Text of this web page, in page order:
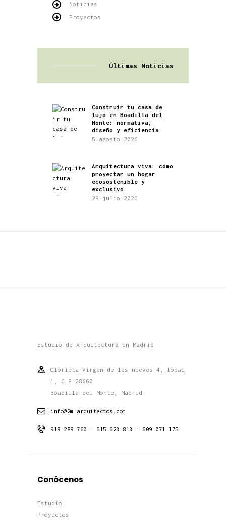
Noticias
Proyectos
Últimas Noticias
Construir tu casa de
lujo en Boadilla del
Monte: normativa,
diseño y eficiencia
5 agosto 2026
Arquitectura viva: cómo
proyectar un hogar
ecosostenible y
exclusivo
29 julio 2026
Estudio de Arquitectura en Madrid
Glorieta Virgen de las nieves 4, local
1, C.P.28660
Boadilla del Monte, Madrid
info@2m-arquitectos.com
919 289 760 - 615 623 813 - 609 071 175
Conócenos
Estudio
Proyectos